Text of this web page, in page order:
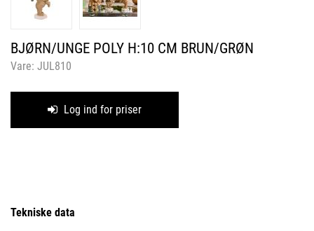
BJØRN/UNGE POLY H:10 CM BRUN/GRØN
Vare: JUL810
Log ind for priser
Tekniske data